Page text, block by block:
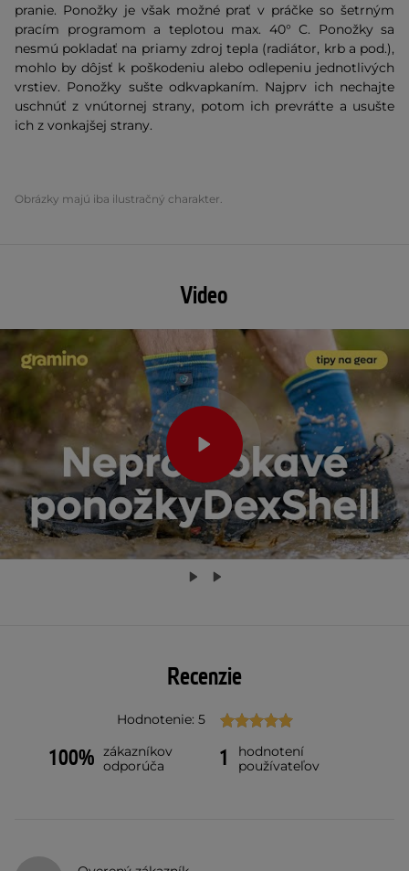
pranie. Ponožky je však možné prať v práčke so šetrným
pracím programom a teplotou max. 40° C. Ponožky sa
nesmú pokladať na priamy zdroj tepla (radiátor, krb a pod.),
mohlo by dôjsť k poškodeniu alebo odlepeniu jednotlivých
vrstiev. Ponožky sušte odkvapkaním. Najprv ich nechajte
uschnúť z vnútornej strany, potom ich prevráťte a usušte
ich z vonkajšej strany.
Obrázky majú iba ilustračný charakter.
Video
Recenzie
Hodnotenie: 5
100% zákazníkov
odporúča
1
hodnotení
používateľov